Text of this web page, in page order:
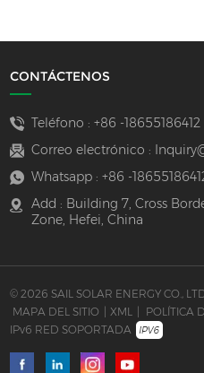
CONTÁCTENOS
Teléfono : +86 -18655186412
Correo electrónico :
Whatsapp : +86 -
Add : Building 7, Cross
Zone, Hefei, China
© 2026 SAIL SOLAR ENERGY CO.,
MAPA DEL SITIO | XML | POLÍTICA
IPv6 RED SOPORTADA